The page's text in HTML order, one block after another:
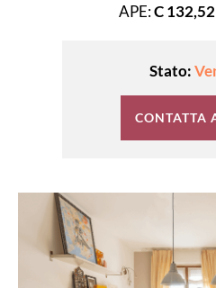
APE:C
Stato:
CONTATTA